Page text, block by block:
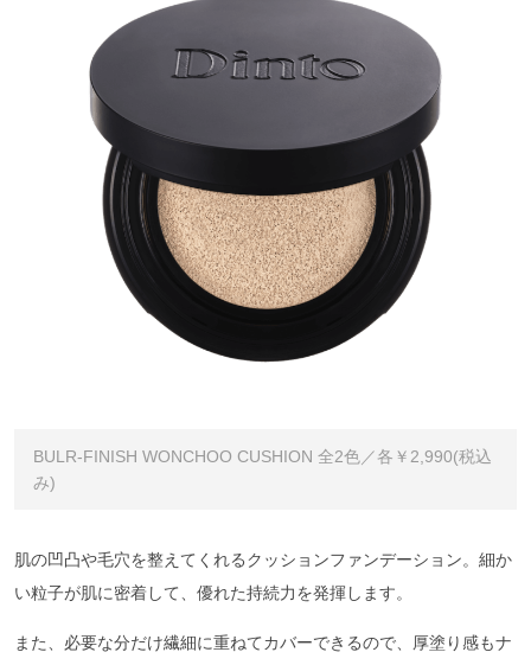
BULR-FINISH WONCHOO CUSHION 全2色／各￥2,990(税込
み)
肌の凹凸や毛穴を整えてくれるクッションファンデーション。細か
い粒子が肌に密着して、優れた持続力を発揮します。
また、必要な分だけ繊細に重ねてカバーできるので、厚塗り感もナ